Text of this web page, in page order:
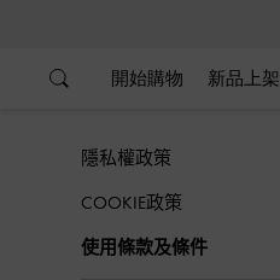
開始購物 新品上架
隱私權政策
COOKIE政策
使用條款及條件